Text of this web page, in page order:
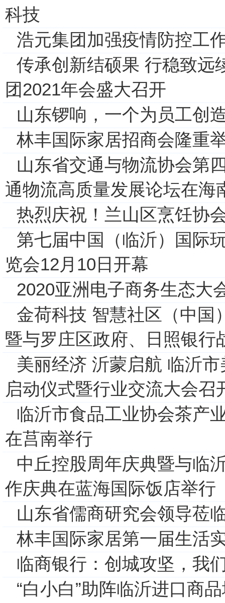
科技
浩元集团加强疫情防控工
传承创新结硕果 行稳致
团2021年会盛大召开
山东锣响，一个为员工创
林丰国际家居招商会隆重
山东省交通与物流协会第
通物流高质量发展论坛在海
热烈庆祝！兰山区烹饪协
第七届中国（临沂）国际
览会12月10日开幕
2020亚洲电子商务生态大
金荷科技 智慧社区（中国
暨与罗庄区政府、日照银行
美丽经济 沂蒙启航 临沂
启动仪式暨行业交流大会召
临沂市食品工业协会茶产
在莒南举行
中丘控股周年庆典暨与临
作庆典在蓝海国际饭店举行
山东省儒商研究会领导莅
林丰国际家居第一届生活
临商银行：创城攻坚，我
“白小白”助阵临沂进口商